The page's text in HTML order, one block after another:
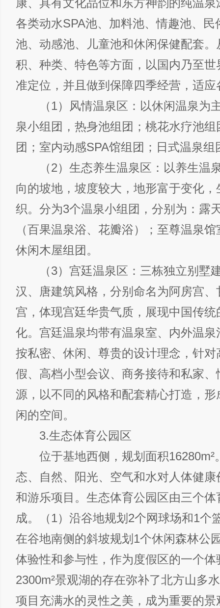
康、具有文化品位和东方神韵的纯温
各类动水SPA池、加料池、情趣池、民
池、动感池、儿童池和休闲保健配套
积、种类、特色等方面，以国内乃至
准定位，并且做到保障四季经营，适
（1）风情温泉区：以休闲温泉为
泉小组团，热身池组团；桃花水疗池
团；室内动感SPA馆组团；日式温泉组
（2）生态养生温泉区：以养生温
向的坡地，坡度较大，地形富于变化
织。分为3个温泉小组团，分别为：露
（百果温泉浴、花瓣浴）；至尊温泉
休闲木屋组团。
（3）宫廷温泉区：三栋独立别墅
汉、唐建筑风格，分别命名为阿房宫、
宫，体现宫廷华贵气质，展现中国传
化。宫廷温泉均带有温泉室、内外温
按私密、休闲、尊贵的设计理念，针
假、高档小型会议、商务接待和私家、
源，以不同的风格和配套精心打造，
闲的空间。
3.生态体育公园区
位于基地西侧，规划面积16280m²
态、自然、阳光、空气和水对人体健
和游乐项目。生态体育公园区由三个体
成。（1）沿谷地规划2个网球场和1个
在谷地南侧的斜坡规划1个休闲森林公
体验性和参与性，作为度假区的一个
2300m²景观湖的存在弥补了北方山多
项目充满水的灵性之美，成为重要的